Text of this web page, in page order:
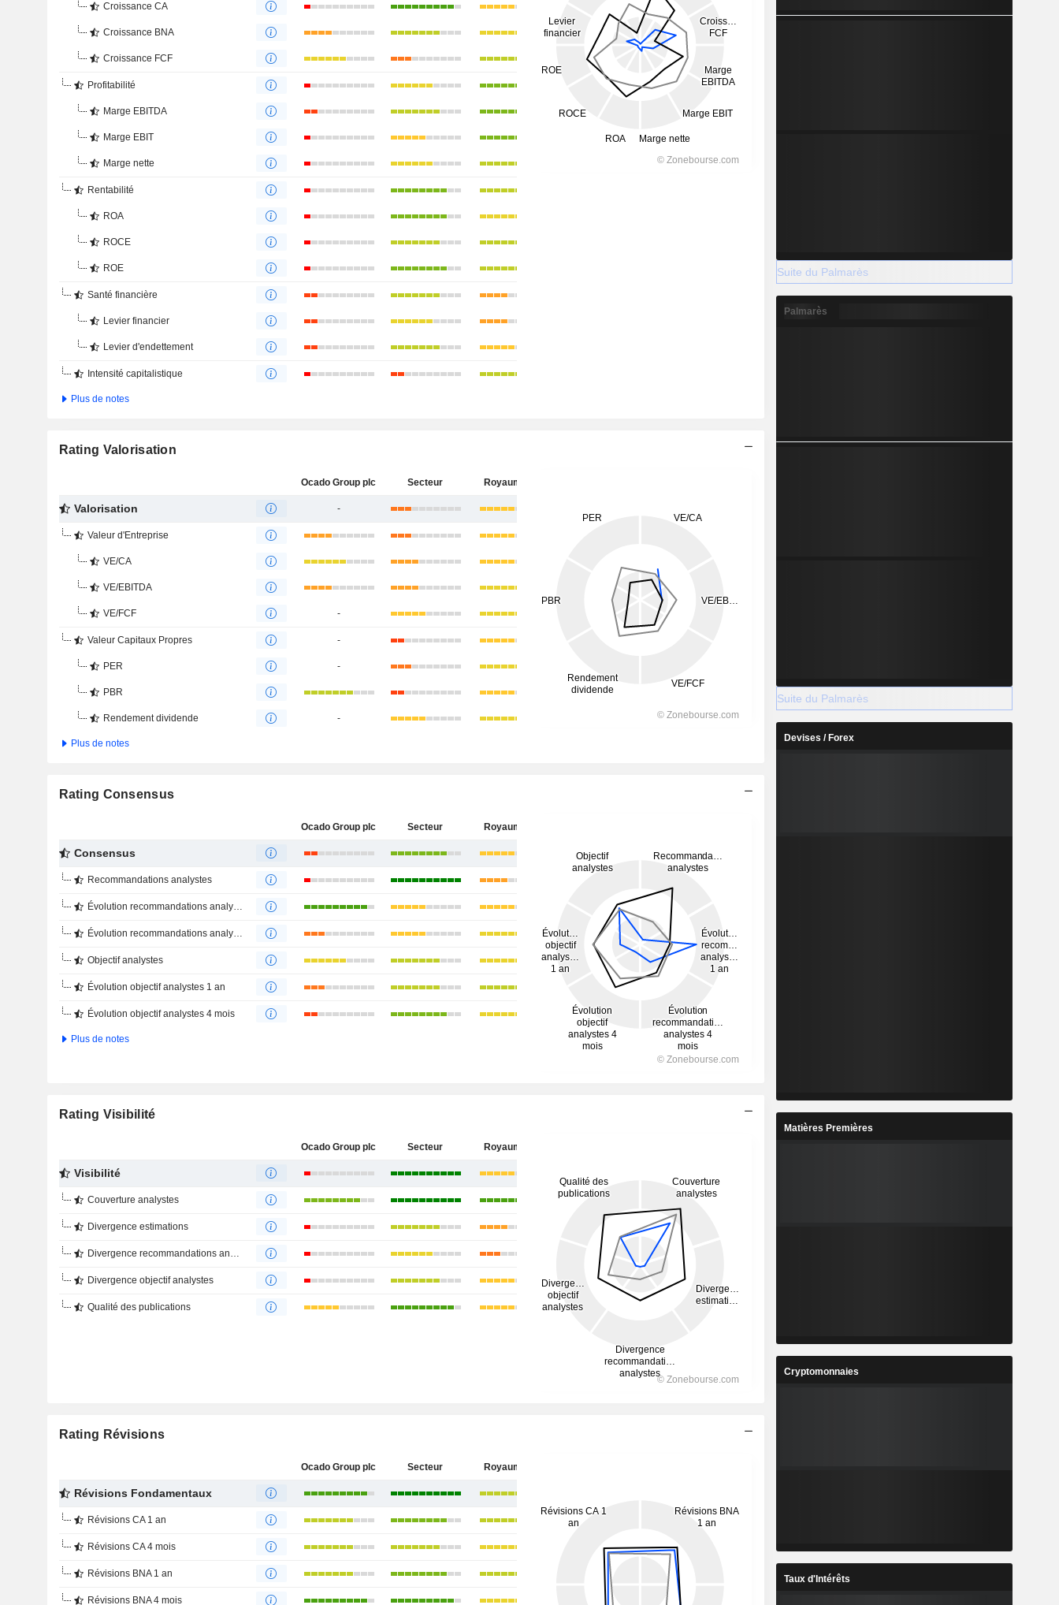
Croissance CA
Croissance BNA
Croissance FCF
Profitabilité
Marge EBITDA
Marge EBIT
Marge nette
Rentabilité
ROA
ROCE
ROE
Santé financière
Levier financier
Levier d'endettement
Intensité capitalistique
Plus de notes
Rating Valorisation
Ocado Group plc Secteur Royaume-Uni
Valorisation -
Valeur d'Entreprise
VE/CA
VE/EBITDA
VE/FCF -
Valeur Capitaux Propres -
PER -
PBR
Rendement dividende -
Plus de notes
Rating Consensus
Ocado Group plc Secteur Royaume-Uni
Consensus
Recommandations analystes
Évolution recommandations analystes 1 an
Évolution recommandations analystes 4 mois
Objectif analystes
Évolution objectif analystes 1 an
Évolution objectif analystes 4 mois
Plus de notes
Rating Visibilité
Ocado Group plc Secteur Royaume-Uni
Visibilité
Couverture analystes
Divergence estimations
Divergence recommandations analystes
Divergence objectif analystes
Qualité des publications
Rating Révisions
Ocado Group plc Secteur Royaume-Uni
Révisions Fondamentaux
Révisions CA 1 an
Révisions CA 4 mois
Révisions BNA 1 an
Révisions BNA 4 mois
Suite du Palmarès
Palmarès
Suite du Palmarès
Devises / Forex
Matières Premières
Cryptomonnaies
Taux d'Intérêts